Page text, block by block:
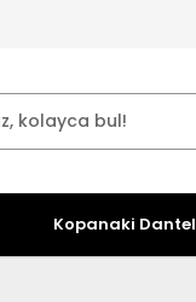
Kopanaki Dantel